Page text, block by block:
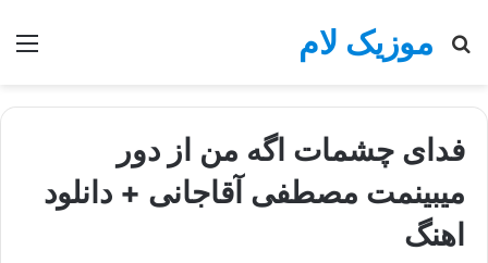
موزیک لام
جستجو
فدای چشمات اگه من از دور
میبینمت مصطفی آقاجانی + دانلود
اهنگ